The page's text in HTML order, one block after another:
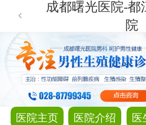
成都曙光医院-都
院
医院主页 医院介绍 医